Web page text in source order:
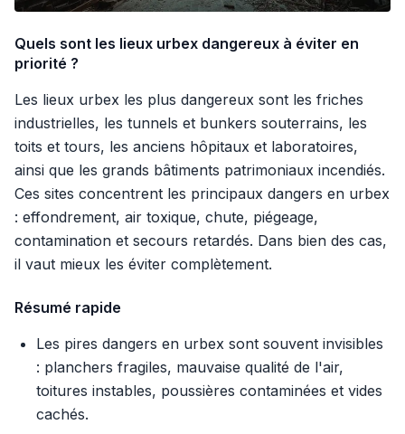
Quels sont les lieux urbex dangereux à éviter en
priorité ?
Les lieux urbex les plus dangereux sont les friches
industrielles, les tunnels et bunkers souterrains, les
toits et tours, les anciens hôpitaux et laboratoires,
ainsi que les grands bâtiments patrimoniaux incendiés.
Ces sites concentrent les principaux dangers en urbex
: effondrement, air toxique, chute, piégeage,
contamination et secours retardés. Dans bien des cas,
il vaut mieux les éviter complètement.
Résumé rapide
Les pires dangers en urbex sont souvent invisibles
: planchers fragiles, mauvaise qualité de l'air,
toitures instables, poussières contaminées et vides
cachés.